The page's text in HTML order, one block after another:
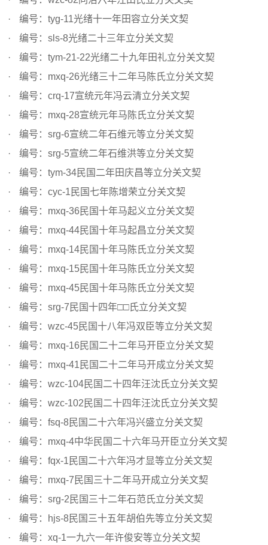
编号：tyg-11光绪十一年田容立分关文契
编号：sls-8光绪二十三年立分关文契
编号：tym-21-22光绪二十九年田礼立分关文契
编号：mxq-26光绪三十二年马陈氏立分关文契
编号：crq-17宣统元年冯云清立分关文契
编号：mxq-28宣统元年马陈氏立分关文契
编号：srg-6宣统二年石维元等立分关文契
编号：srg-5宣统二年石维洪等立分关文契
编号：tym-34民国二年田庆昌等立分关文契
编号：cyc-1民国七年陈增荣立分关文契
编号：mxq-36民国十年马起义立分关文契
编号：mxq-44民国十年马起昌立分关文契
编号：mxq-14民国十年马陈氏立分关文契
编号：mxq-15民国十年马陈氏立分关文契
编号：mxq-45民国十年马陈氏立分关文契
编号：srg-7民国十四年□□氏立分关文契
编号：wzc-45民国十八年冯双臣等立分关文契
编号：mxq-16民国二十二年马开臣立分关文契
编号：mxq-41民国二十二年马开成立分关文契
编号：wzc-104民国二十四年汪沈氏立分关文契
编号：wzc-102民国二十四年汪沈氏立分关文契
编号：fsq-8民国二十六年冯兴盛立分关文契
编号：mxq-4中华民国二十六年马开臣立分关文契
编号：fqx-1民国二十六年冯才显等立分关文契
编号：mxq-7民国三十二年马开成立分关文契
编号：srg-2民国三十二年石范氏立分关文契
编号：hjs-8民国三十五年胡伯先等立分关文契
编号：xq-1一九六一年许俊安等立分关文契